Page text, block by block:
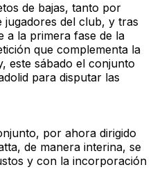
de bajas, tanto por
jugadores del club, y tras
a la primera fase de la
que complementa la
este sábado el conjunto
para disputar las
por ahora dirigido
de manera interina, se
y con la incorporación